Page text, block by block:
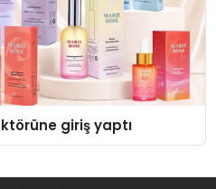
giriş yaptı